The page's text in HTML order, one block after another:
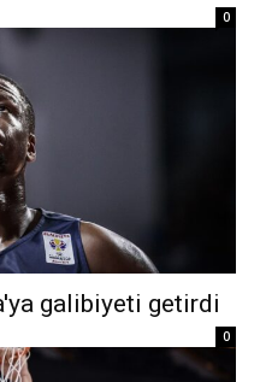
0
galibiyeti getirdi
0